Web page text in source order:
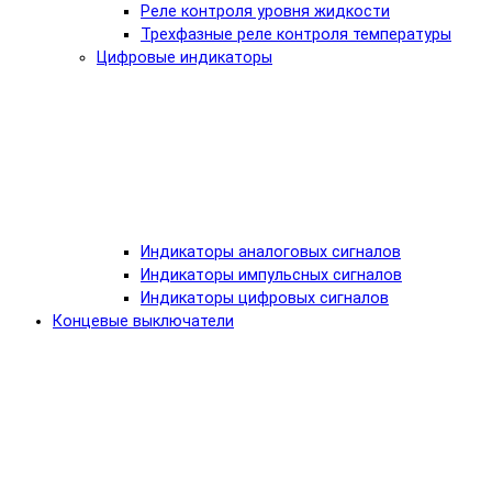
Реле контроля уровня жидкости
Трехфазные реле контроля температуры
Цифровые индикаторы
Индикаторы аналоговых сигналов
Индикаторы импульсных сигналов
Индикаторы цифровых сигналов
Концевые выключатели